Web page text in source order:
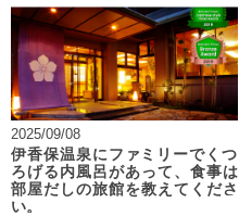
2025/09/08
伊香保温泉にファミリーでくつ
ろげる内風呂があって、食事は
部屋だしの旅館を教えてくださ
い。